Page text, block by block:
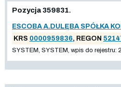
Pozycja 359831.
ESCOBA A.DULĘBA SPÓŁKA
KRS 0000959836, REGON
SYSTEM, SYSTEM, wpis do rejestru: